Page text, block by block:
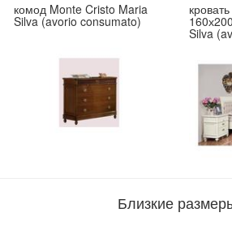
комод Monte Cristo Maria
Silva (avorio consumato)
Silva
Близкие